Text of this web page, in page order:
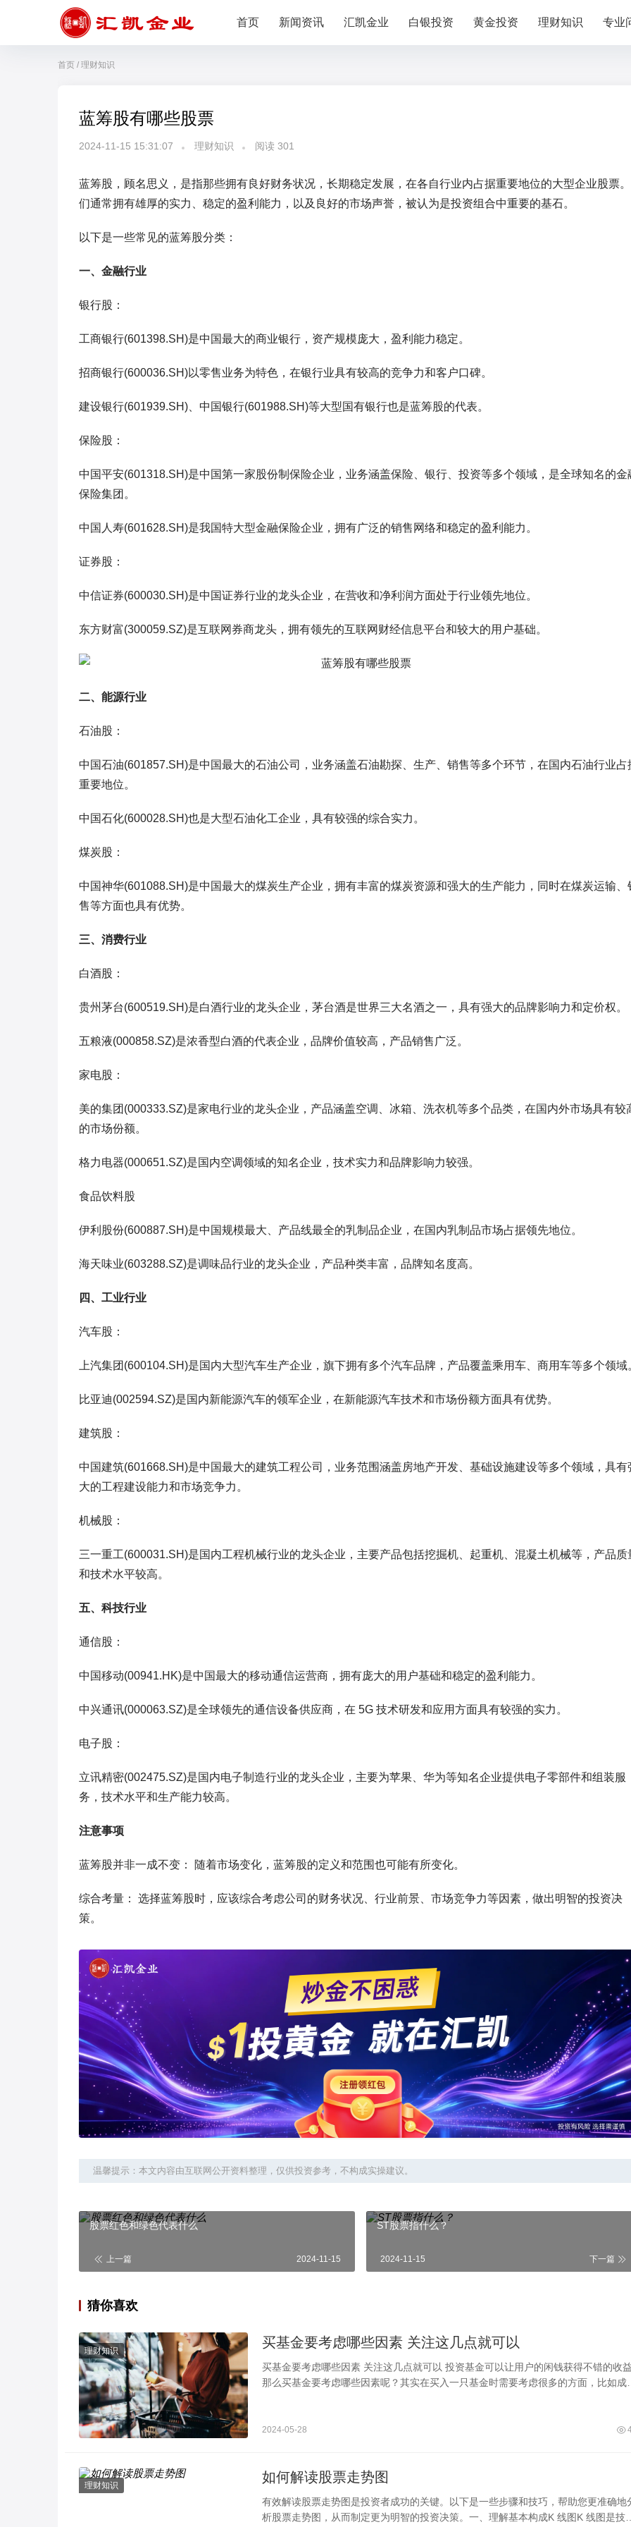
首页 新闻资讯 汇凯金业 白银投资 黄金投资 理财知识 专业
首页 / 理财知识
蓝筹股有哪些股票
2024-11-15 15:31:07 理财知识 阅读 301
蓝筹股，顾名思义，是指那些拥有良好财务状况，长期稳定发展，在各自行业内占据重要地位的大型企业股票
们通常拥有雄厚的实力、稳定的盈利能力，以及良好的市场声誉，被认为是投资组合中重要的基石。
以下是一些常见的蓝筹股分类：
一、金融行业
银行股：
工商银行(601398.SH)是中国最大的商业银行，资产规模庞大，盈利能力稳定。
招商银行(600036.SH)以零售业务为特色，在银行业具有较高的竞争力和客户口碑。
建设银行(601939.SH)、中国银行(601988.SH)等大型国有银行也是蓝筹股的代表。
保险股：
中国平安(601318.SH)是中国第一家股份制保险企业，业务涵盖保险、银行、投资等多个领域，是全球知名的金
保险集团。
中国人寿(601628.SH)是我国特大型金融保险企业，拥有广泛的销售网络和稳定的盈利能力。
证券股：
中信证券(600030.SH)是中国证券行业的龙头企业，在营收和净利润方面处于行业领先地位。
东方财富(300059.SZ)是互联网券商龙头，拥有领先的互联网财经信息平台和较大的用户基础。
二、能源行业
石油股：
中国石油(601857.SH)是中国最大的石油公司，业务涵盖石油勘探、生产、销售等多个环节，在国内石油行业占
重要地位。
中国石化(600028.SH)也是大型石油化工企业，具有较强的综合实力。
煤炭股：
中国神华(601088.SH)是中国最大的煤炭生产企业，拥有丰富的煤炭资源和强大的生产能力，同时在煤炭运输、
售等方面也具有优势。
三、消费行业
白酒股：
贵州茅台(600519.SH)是白酒行业的龙头企业，茅台酒是世界三大名酒之一，具有强大的品牌影响力和定价权。
五粮液(000858.SZ)是浓香型白酒的代表企业，品牌价值较高，产品销售广泛。
家电股：
美的集团(000333.SZ)是家电行业的龙头企业，产品涵盖空调、冰箱、洗衣机等多个品类，在国内外市场具有较
的市场份额。
格力电器(000651.SZ)是国内空调领域的知名企业，技术实力和品牌影响力较强。
食品饮料股
伊利股份(600887.SH)是中国规模最大、产品线最全的乳制品企业，在国内乳制品市场占据领先地位。
海天味业(603288.SZ)是调味品行业的龙头企业，产品种类丰富，品牌知名度高。
四、工业行业
汽车股：
上汽集团(600104.SH)是国内大型汽车生产企业，旗下拥有多个汽车品牌，产品覆盖乘用车、商用车等多个领域
比亚迪(002594.SZ)是国内新能源汽车的领军企业，在新能源汽车技术和市场份额方面具有优势。
建筑股：
中国建筑(601668.SH)是中国最大的建筑工程公司，业务范围涵盖房地产开发、基础设施建设等多个领域，具有
大的工程建设能力和市场竞争力。
机械股：
三一重工(600031.SH)是国内工程机械行业的龙头企业，主要产品包括挖掘机、起重机、混凝土机械等，产品质
和技术水平较高。
五、科技行业
通信股：
中国移动(00941.HK)是中国最大的移动通信运营商，拥有庞大的用户基础和稳定的盈利能力。
中兴通讯(000063.SZ)是全球领先的通信设备供应商，在 5G 技术研发和应用方面具有较强的实力。
电子股：
立讯精密(002475.SZ)是国内电子制造行业的龙头企业，主要为苹果、华为等知名企业提供电子零部件和组装服
务，技术水平和生产能力较高。
注意事项
蓝筹股并非一成不变： 随着市场变化，蓝筹股的定义和范围也可能有所变化。
综合考量： 选择蓝筹股时，应该综合考虑公司的财务状况、行业前景、市场竞争力等因素，做出明智的投资决
策。
温馨提示：本文内容由互联网公开资料整理，仅供投资参考，不构成实操建议。
股票红色和绿色代表什么
上一篇 2024-11-15
ST股票指什么？
2024-11-15 下一篇
猜你喜欢
理财知识
买基金要考虑哪些因素 关注这几点就可以
买基金要考虑哪些因素 关注这几点就可以 投资基金可以让用户的闲钱获得不错的收益，
那么买基金要考虑哪些因素呢？其实在买入一只基金时需要考虑很多的方面，比如成立
2024-05-28
理财知识
如何解读股票走势图
有效解读股票走势图是投资者成功的关键。以下是一些步骤和技巧，帮助您更准确地
析股票走势图，从而制定更为明智的投资决策。一、理解基本构成K 线图K 线图是技术